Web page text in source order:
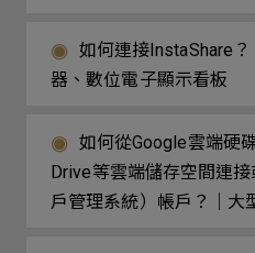
如何連接InstaShare
器、數位電子顯示看板
如何從Google雲端硬
Drive等雲端儲存空間連
戶管理系統）帳戶？｜大